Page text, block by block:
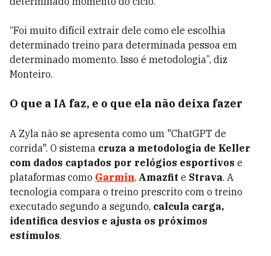
“Foi muito difícil extrair dele como ele escolhia
determinado treino para determinada pessoa em
determinado momento. Isso é metodologia”, diz
Monteiro.
O que a IA faz, e o que ela não deixa fazer
A Zyla não se apresenta como um "ChatGPT de
corrida". O sistema cruza a metodologia de Keller
com dados captados por relógios esportivos e
plataformas como Garmin, Amazfit e Strava. A
tecnologia compara o treino prescrito com o treino
executado segundo a segundo, calcula carga,
identifica desvios e ajusta os próximos
estímulos.